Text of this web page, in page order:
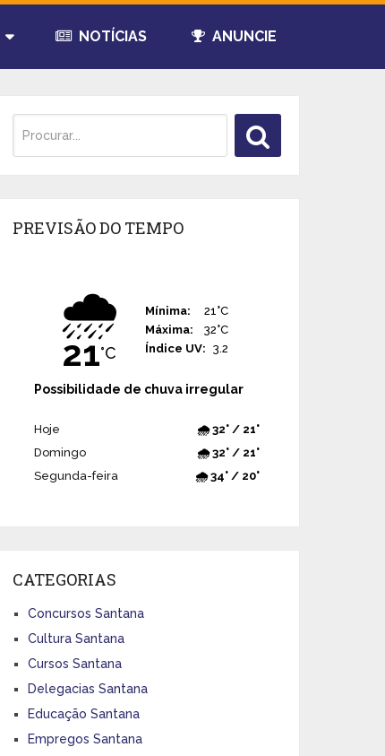
NOTÍCIAS ANUNCIE
PREVISÃO DO TEMPO
🌧️
21°C
Mínima:
21°C
Máxima:
32°C
Índice UV: 3.2
Possibilidade de chuva irregular
Hoje
🌧️ 32° / 21°
Domingo
🌧️ 32° / 21°
Segunda-feira
🌧️ 34° / 20°
CATEGORIAS
Concursos Santana
Cultura Santana
Cursos Santana
Delegacias Santana
Educação Santana
Empregos Santana